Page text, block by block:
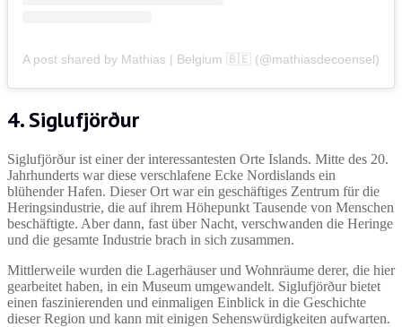
A post shared by Mathias | Belgium 🇧🇪 (@mathiasdecoensel)
4. Siglufjörður
Siglufjörður ist einer der interessantesten Orte Islands. Mitte des 20.
Jahrhunderts war diese verschlafene Ecke Nordislands ein
blühender Hafen. Dieser Ort war ein geschäftiges Zentrum für die
Heringsindustrie, die auf ihrem Höhepunkt Tausende von Menschen
beschäftigte. Aber dann, fast über Nacht, verschwanden die Heringe
und die gesamte Industrie brach in sich zusammen.
Mittlerweile wurden die Lagerhäuser und Wohnräume derer, die hier
gearbeitet haben, in ein Museum umgewandelt. Siglufjörður bietet
einen faszinierenden und einmaligen Einblick in die Geschichte
dieser Region und kann mit einigen Sehenswürdigkeiten aufwarten.